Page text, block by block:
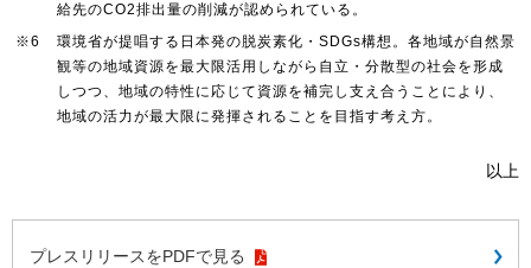
給先のCO2排出量の削減が認められている。
※6
環境省が提唱する日本発の脱炭素化・SDGs構想。各地域が自然景
観等の地域資源を最大限活用しながら自立・分散型の社会を形成
しつつ、地域の特性に応じて資源を補完し支え合うことにより、
地域の活力が最大限に発揮されることを目指す考え方。
以上
プレスリリースをPDFで見る